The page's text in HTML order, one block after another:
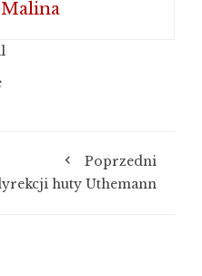
Poprzedni
huty Uthemann